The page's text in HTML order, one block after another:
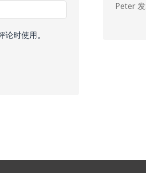
时使用。
Peter